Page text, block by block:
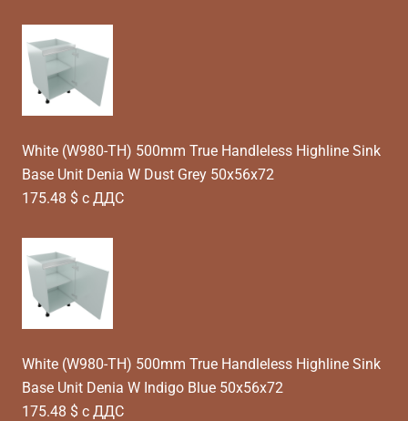
White (W980-TH) 500mm True Handleless Highline Sink
Base Unit Denia W Dust Grey 50x56x72
175.48 $ с ДДС
White (W980-TH) 500mm True Handleless Highline Sink
Base Unit Denia W Indigo Blue 50x56x72
175.48 $ с ДДС